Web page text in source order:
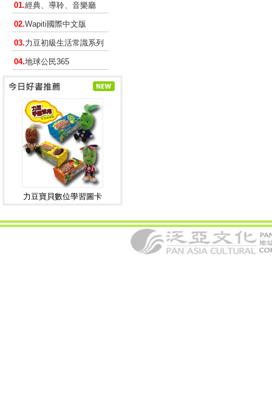
01.經典、導聆、音樂廳
02.Wapiti國際中文版
03.力豆初級生活常識系列
04.地球公民365
力豆寶貝數位學習圖卡